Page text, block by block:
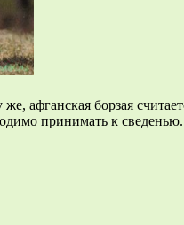
афганская борзая
принимать к сведенью.